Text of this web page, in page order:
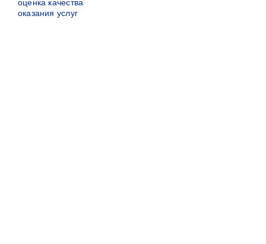
оценка качества
оказания услуг